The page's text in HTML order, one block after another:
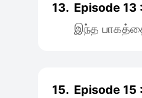
13. Episode 13
இந்த
15. Episode 15